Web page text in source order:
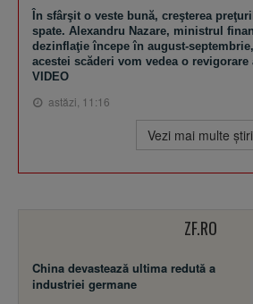
În sfârşit o veste bună, creşterea
spate. Alexandru Nazare, ministrul
dezinflaţie începe în august-
acestei scăderi vom vedea o
VIDEO
astăzi, 11:16
Vezi mai multe ştiri
ZF.RO
China devastează ultima redută a
industriei germane